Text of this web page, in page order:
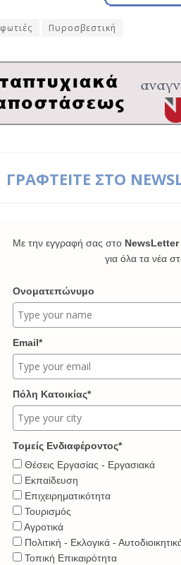
φωτιές Πυροσβεστική
ΓΡΑΦΤΕΙΤΕ ΣΤΟ
Με την εγγραφή σας στο NewsLetter
για όλα τα νέα
Ονοματεπώνυμο
Email*
Πόλη Κατοικίας*
Τομείς Ενδιαφέροντος*
Θέσεις Εργασίας - Εργασιακά
Εκπαίδευση
Επιχειρηματικότητα
Τουρισμός
Αγροτικά
Πολιτική - Εκλογικά -
Τοπική Επικαιρότητα